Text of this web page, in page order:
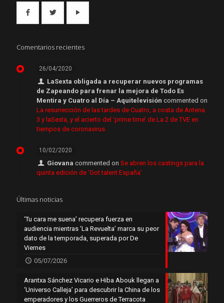
Comentarios recientes
26/04/2020
LaSexta obligada a recuperar nuevos programas
de Zapeando para frenar la mejora de Todo Es
Mentira y Cuatro al Día – Aquitelevisión commented on
La resurrección de las tardes de Cuatro, a costa de Antena
3 y laSexta, y el acierto del ‘prime time’ de La 2 de TVE en
tiempos de coronavirus
10/02/2020
Giovana commented onSe abren los castings para la
quinta edición de ‘Got talent España’
Últimas noticias
‘Tu cara me suena’ recupera fuerza en
audiencia mientras ‘La Revuelta’ marca su peor
dato de la temporada, superada por De
Viernes
05/07/2026
Arantxa Sánchez Vicario e Hiba Abouk llegan a
‘Universo Calleja’ para descubrir la China de los
emperadores y los Guerreros de Terracota